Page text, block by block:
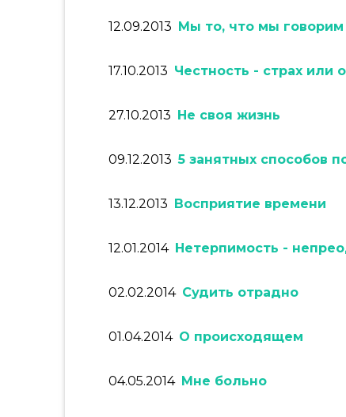
12.09.2013 Мы то, что мы говорим
17.10.2013 Честность - страх или
27.10.2013 Не своя жизнь
09.12.20135 занятных способов
13.12.2013 Восприятие времени
12.01.2014 Нетерпимость -
02.02.2014 Судить отрадно
01.04.2014 О происходящем
04.05.2014 Мне больно